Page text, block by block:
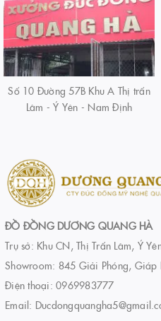
Số 10 Đường 57B Khu A Thị trấn
Lâm - Ý Yên - Nam Định
ĐỒ ĐỒNG DƯƠNG QUANG HÀ
Trụ sở: Khu CN, Thị Trấn Lâm, Ý
Showroom: 845 Giải Phóng,
Điện thoại: 0969983777
Email: